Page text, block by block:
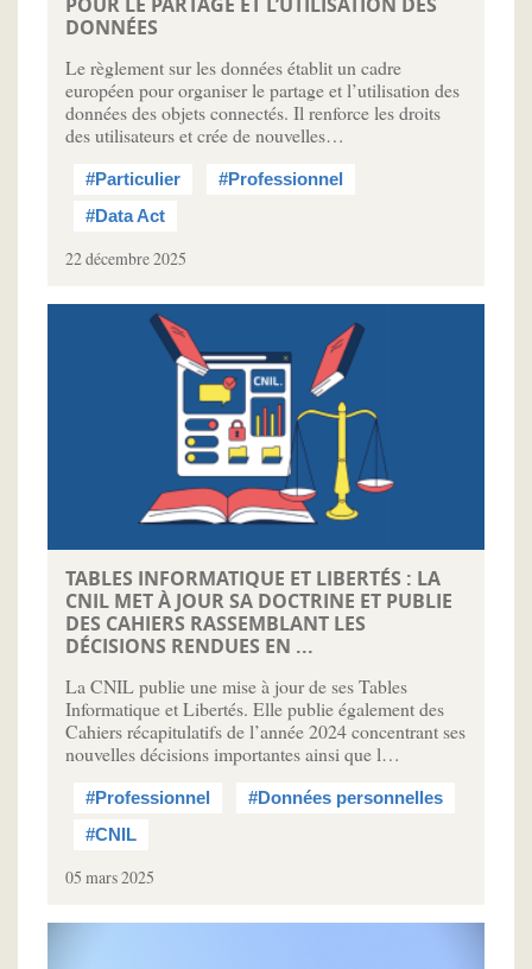
DONNÉES
Le règlement sur les données établit un cadre
européen pour organiser le partage et l’utilisation des
données des objets connectés. Il renforce les droits
des utilisateurs et crée de nouvelles…
#Particulier
#Professionnel
#Data Act
22 décembre 2025
TABLES INFORMATIQUE ET LIBERTÉS : LA
CNIL MET À JOUR SA DOCTRINE ET PUBLIE
DES CAHIERS RASSEMBLANT LES
DÉCISIONS RENDUES EN ...
La CNIL publie une mise à jour de ses Tables
Informatique et Libertés. Elle publie également des
Cahiers récapitulatifs de l’année 2024 concentrant ses
nouvelles décisions importantes ainsi que l…
#Professionnel
#Données personnelles
#CNIL
05 mars 2025